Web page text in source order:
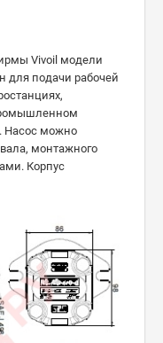
Vivoil модели
для подачи рабочей
Насос можно
монтажного
Корпус